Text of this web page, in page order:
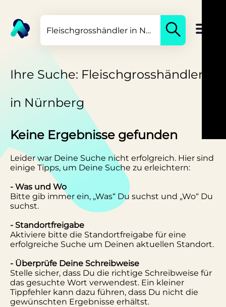
Ihre Suche: Fleischgrosshändler
in Nürnberg
Keine Ergebnisse gefunden
Leider war Deine Suche nicht erfolgreich. Hier sind
einige Tipps, um Deine Suche zu erleichtern:
- Was und Wo
Bitte gib immer ein, „Was“ Du suchst und „Wo“ Du
suchst.
- Standortfreigabe
Aktiviere bitte die Standortfreigabe für eine
erfolgreiche Suche um Deinen aktuellen Standort.
- Überprüfe Deine Schreibweise
Stelle sicher, dass Du die richtige Schreibweise für
das gesuchte Wort verwendest. Ein kleiner
Tippfehler kann dazu führen, dass Du nicht die
gewünschten Ergebnisse erhältst.